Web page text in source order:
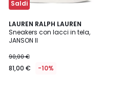
Saldi
LAUREN RALPH LAUREN
Sneakers con lacci in tela,
JANSON II
90,00 €
81,00 € -10%
4
/
5